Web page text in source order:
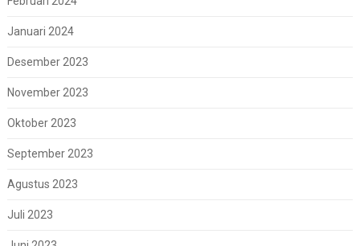
Januari 2024
Desember 2023
November 2023
Oktober 2023
September 2023
Agustus 2023
Juli 2023